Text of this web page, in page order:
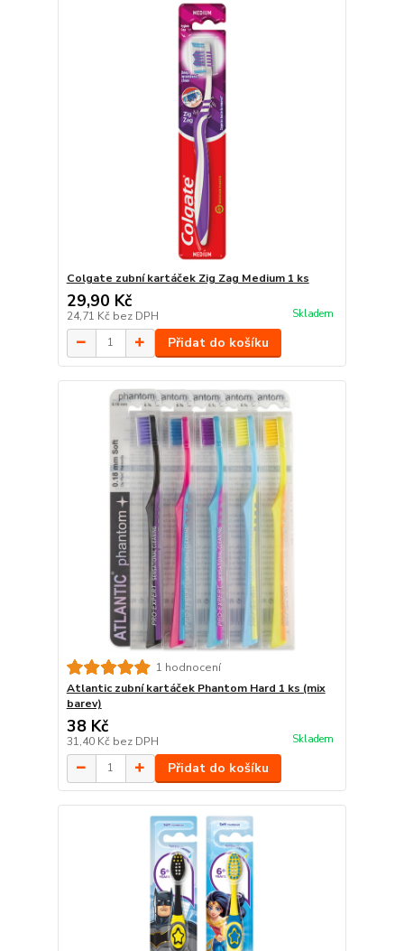
Colgate zubní kartáček Zig Zag Medium 1 ks
29,90 Kč
24,71 Kč bez DPH Skladem
Přidat do košíku
1 hodnocení
Atlantic zubní kartáček Phantom Hard 1 ks (mix
barev)
38 Kč
31,40 Kč bez DPH Skladem
Přidat do košíku